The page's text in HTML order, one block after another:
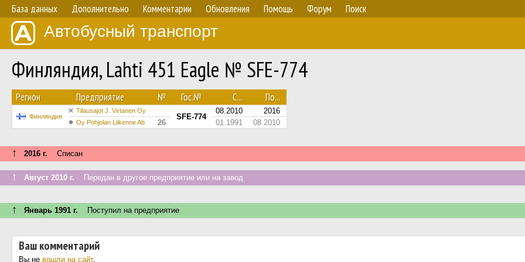
База данных Дополнительно Комментарии Обновления Помощь Форум Поиск
Автобусный транспорт
Финляндия, Lahti 451 Eagle № SFE-774
Регион Предприятие № Гос.№ С... По...
Финляндия
Tilausajot J. Virtanen Oy
SFE-774
08.2010 2016
Oy Pohjolan Liikenne Ab 26 01.1991 08.2010
↑ 2016 г. Списан
↑ Август 2010 г. Передан в другое предприятие или на завод
↑ Январь 1991 г. Поступил на предприятие
Ваш комментарий
Вы не вошли на сайт.